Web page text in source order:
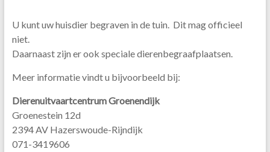
U kunt uw huisdier begraven in de tuin. Dit mag officieel
niet.
Daarnaast zijn er ook speciale dierenbegraafplaatsen.
Meer informatie vindt u bijvoorbeeld bij:
Dierenuitvaartcentrum Groenendijk
Groenestein 12d
2394 AV Hazerswoude-Rijndijk
071-3419606